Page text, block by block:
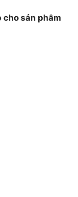
cho sản phẫm